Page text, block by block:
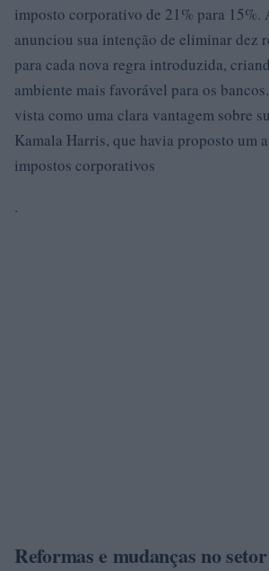
imposto corporativo de 21% para 15%.
anunciou sua intenção de eliminar dez
para cada nova regra introduzida,
ambiente mais favorável para os
vista como uma clara vantagem sobre
Kamala Harris, que havia proposto um
impostos corporativos
.
Reformas e mudanças no setor